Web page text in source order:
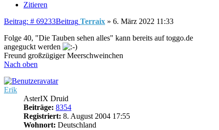
Zitieren
Beitrag: # 69233Beitrag Terraix » 6. März 2022 11:33
Folge 40, "Die Tauben sehen alles" kann bereits auf toggo.de
angeguckt werden
Freund großzügiger Meerschweinchen
Nach oben
Erik
AsterIX Druid
Beiträge: 8354
Registriert: 8. August 2004 17:55
Wohnort: Deutschland